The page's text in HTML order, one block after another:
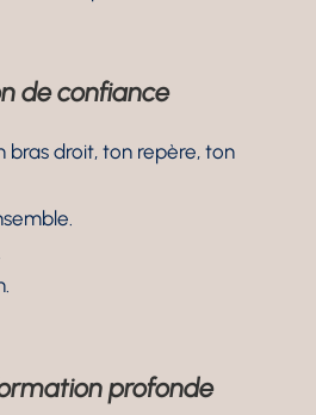
de confiance
bras droit, ton repère, ton
profonde